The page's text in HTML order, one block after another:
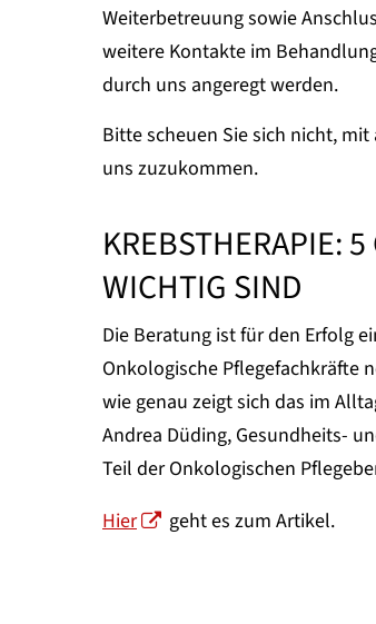
Weiterbetreuung sowie
weitere Kontakte im
durch uns angeregt werden.
Bitte scheuen Sie sich nicht,
uns zuzukommen.
KREBSTHERAPIE:
WICHTIG SIND
Die Beratung ist für den Erfolg
Onkologische Pflegefachkräfte
wie genau zeigt sich das im
Andrea Düding, Gesundheits-
Teil der Onkologischen
Hier
geht es zum Artikel.